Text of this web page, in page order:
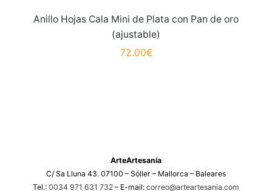
Anillo Hojas Cala Mini de Plata con Pan de oro
(ajustable)
72.00€
ArteArtesanía
C/ Sa Lluna 43. 07100 – Sóller – Mallorca – Baleares
Tel.: 0034 971 631 732 – E-mail: correo@arteartesania.com